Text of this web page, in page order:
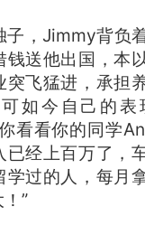
，Jimmy背负
钱送他出国，本
突飞猛进，承担
如今自己的表
看看你的同学
已经上百万了，
过的人，每月
”